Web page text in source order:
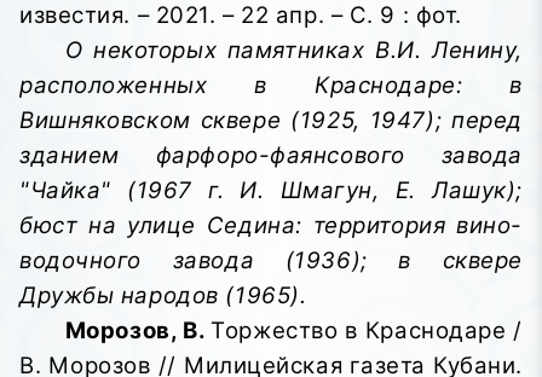
известия. – 2021. – 22 апр. – С. 9 : фот.
О некоторых памятниках В.И. Ленину,
расположенных в Краснодаре: в
Вишняковском сквере (1925, 1947); перед
зданием фарфоро-фаянсового завода
"Чайка" (1967 г. И. Шмагун, Е. Лашук);
бюст на улице Седина: территория вино-
водочного завода (1936); в сквере
Дружбы народов (1965).
Морозов, В.Торжество в Краснодаре /
В. Морозов // Милицейская газета Кубани.